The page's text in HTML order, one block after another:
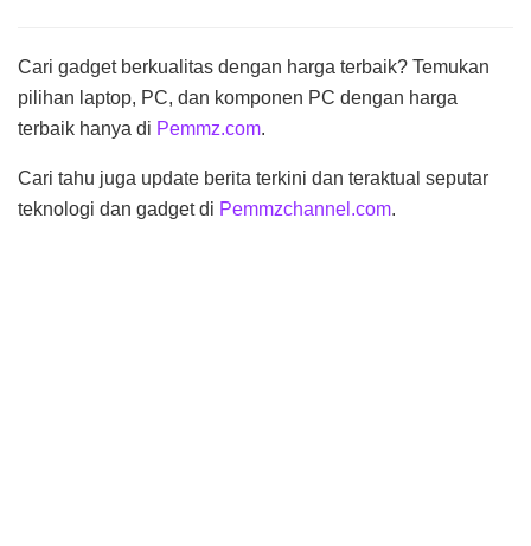
Cari gadget berkualitas dengan harga terbaik? Temukan
pilihan laptop, PC, dan komponen PC dengan harga
terbaik hanya di Pemmz.com.
Cari tahu juga update berita terkini dan teraktual seputar
teknologi dan gadget di Pemmzchannel.com.